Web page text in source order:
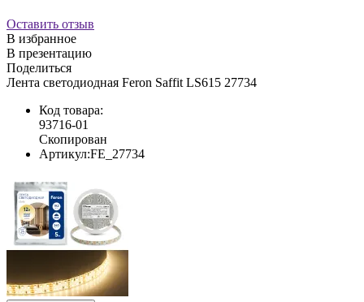
Оставить отзыв
В избранное
В презентацию
Поделиться
Лента светодиодная Feron Saffit LS615 27734
Код товара:
93716-01
Скопирован
Артикул:FE_27734